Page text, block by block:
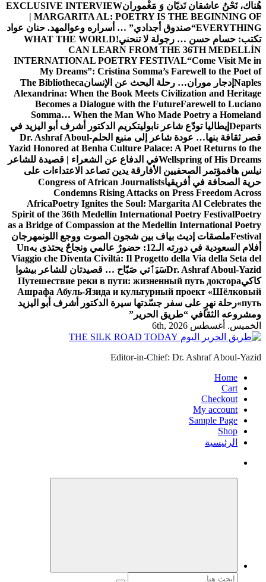
هُناك، نَحْنُ عاشقان نَديّان وَ مَغْمورانEXCLUSIVE INTERVIEW
| MARGARITA AL: POETRY IS THE BEGINNING OF
EVERYTHING“صندوق أجدادي” … أسراره وعوالمهد. حنان عواد
تكتب: حسام حسن … رجولة لا تنحني!WHAT THE WORLD
CAN LEARN FROM THE 36TH MEDELLÍN
INTERNATIONAL POETRY FESTIVAL“Come Visit Me in
My Dreams”: Cristina Somma’s Farewell to the Poet of
Naples إدجار موران… رحلة البحث عن الإنسانThe Bibliotheca
Alexandrina: When the Book Meets Civilization and Heritage
Becomes a Dialogue with the FutureFarewell to Luciano
Somma… When the Man Who Made Poetry a Homeland
Departs إيطاليا تودّع شاعر نابوليتكريم الدكتور أشرف أبو اليزيد في
قصر ثقافة بنها… عودة شاعر إلى منبع الحلمDr. Ashraf Aboul-
Yazid Honored at Benha Culture Palace: A Poet Returns to the
Wellspring of His Dreamsفي الدفاع عن الشعراء | قصيدة للشاعر
نيلس هافمؤتمر الصحفيين الأفارقة يدين تصاعد الاعتداءات على
حرية الصحافة في أفريقياCongress of African Journalists
Condemns Rising Attacks on Press Freedom Across
AfricaPoetry Ignites the Soul: Margarita Al Celebrates the
Spirit of the 36th Medellín International Poetry FestivalPoetry
as a Bridge of Compassion at the Medellín International Poetry
Festivalملصقات إديث بياف بين شجون الصوت ووجع اللونمهرجان
أفلام السعودية في دورته الـ12: حضورٌ عالمي ونجاحٌ يحتذى به
Un
Viaggio che Diventa Civiltà: Il Progetto della Via della Seta del
Dr. Ashraf Aboul-Yazidسَيَٲتي صَبّاح … قصيدتان للشاعر بيشوا
كاكيПутешествие реки в пути: жизненный путь доктора
Ашрафа Абуль-Язида и культурный проект «Шёлковый
путь» رحلة نهرٍ على سفر جسّدتها سيرة الدكتور أشرف أبو اليزيد
ومشروعه الثقافي “طريق الحرير”
الخميس. أغسطس 6th, 2026
Editor-in-Chief: Dr. Ashraf Aboul-Yazid
Home
Cart
Checkout
My account
Sample Page
Shop
الرئيسية
البحث